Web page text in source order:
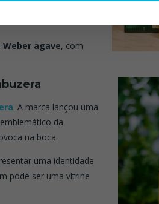
dos
Weber agave, com
. A marca lançou uma
da
na boca.
uma identidade
pode ser uma vitrine